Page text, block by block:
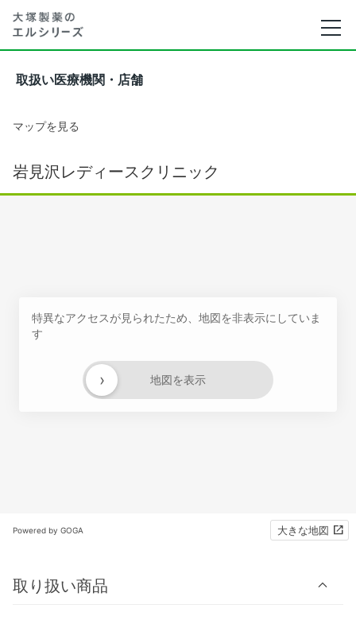
取扱い医療機関・店舗
マップを見る
岩見沢レディースクリニック
特異なアクセスが見られたため、地図を非表示にしていま
す
地図を表示
›
Powered by GOGA 大きな地図
取り扱い商品